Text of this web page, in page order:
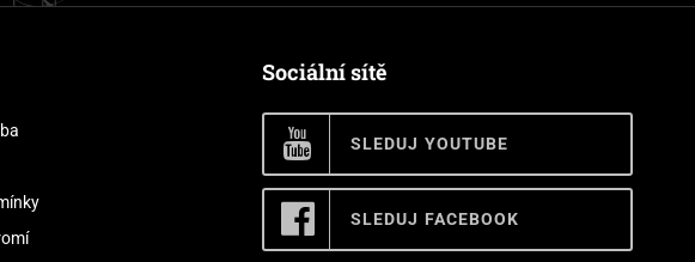
Sociální sítě
SLEDUJ YOUTUBE
SLEDUJ FACEBOOK